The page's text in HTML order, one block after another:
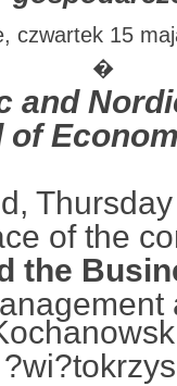
czwartek 15
�
and
of
of the
the